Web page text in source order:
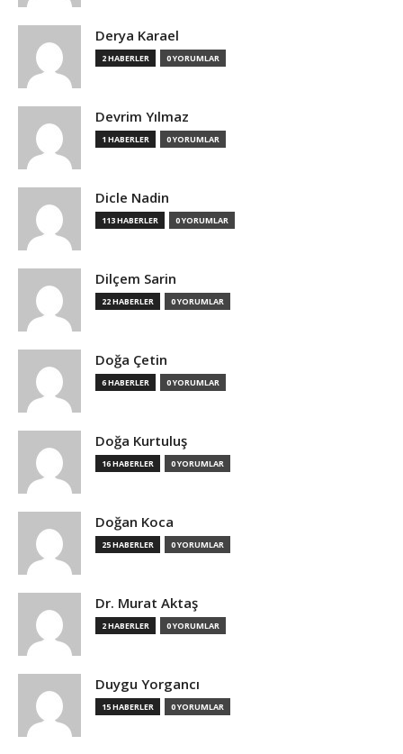
Derya Karael
2 HABERLER 0 YORUMLAR
Devrim Yılmaz
1 HABERLER 0 YORUMLAR
Dicle Nadin
113 HABERLER 0 YORUMLAR
Dilçem Sarin
22 HABERLER 0 YORUMLAR
Doğa Çetin
6 HABERLER 0 YORUMLAR
Doğa Kurtuluş
16 HABERLER 0 YORUMLAR
Doğan Koca
25 HABERLER 0 YORUMLAR
Dr. Murat Aktaş
2 HABERLER 0 YORUMLAR
Duygu Yorgancı
15 HABERLER 0 YORUMLAR